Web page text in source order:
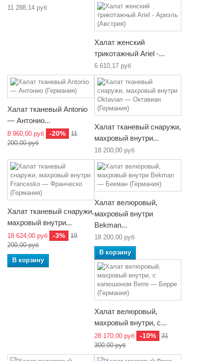
11 288,14 руб
Халат женский
трикотажный Ariel -...
6 610,17 руб
Халат тканевый Antonio
— Антонио...
8 960,00 руб -20%
11
200,00 руб
Халат тканевый снаружи,
махровый внутри...
18 200,00 руб
Халат тканевый снаружи,
махровый внутри...
18 624,00 руб -3%
19
200,00 руб
В корзину
Халат велюровый,
махровый внутри
Bekman...
18 200,00 руб
В корзину
Халат велюровый,
махровый внутри, с...
28 170,00 руб -10%
31
300,00 руб